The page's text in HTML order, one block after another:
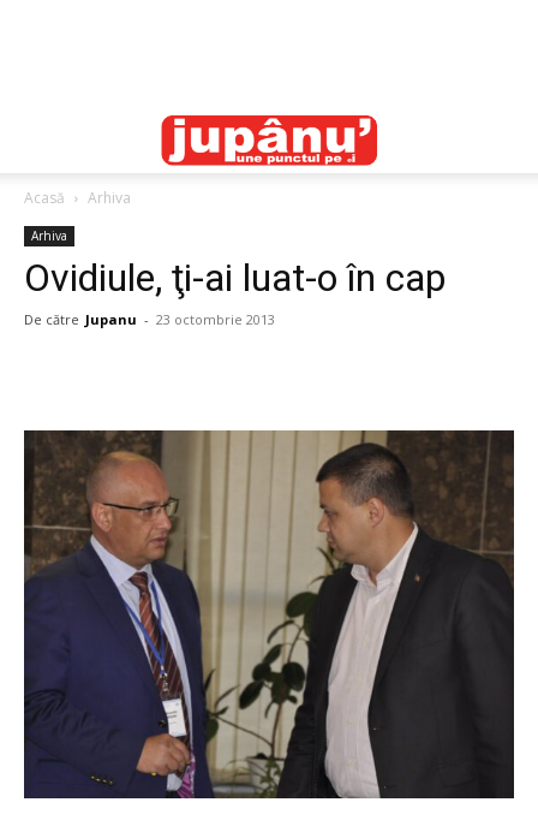
Acasă Arhiva
Arhiva
Ovidiule, ţi-ai luat-o în cap
De către Jupanu - 23 octombrie 2013